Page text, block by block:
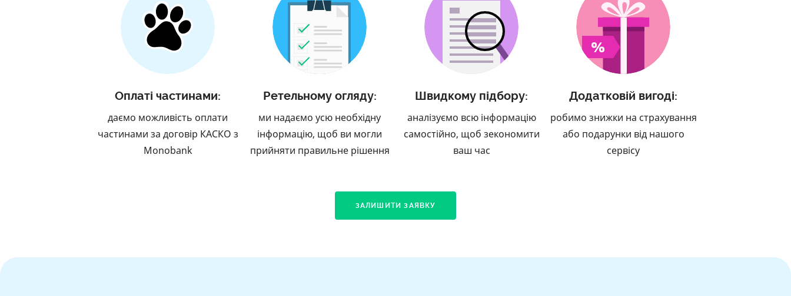
Оплаті частинами:
даємо можливість оплати
частинами за договір КАСКО з
Monobank
Ретельному огляду:
ми надаємо усю необхідну
інформацію, щоб ви могли
прийняти правильне рішення
Швидкому підбору:
аналізуємо всю інформацію
самостійно, щоб зекономити
ваш час
Додатковій вигоді:
робимо знижки на страхування
або подарунки від нашого
сервісу
ЗАЛИШИТИ ЗАЯВКУ